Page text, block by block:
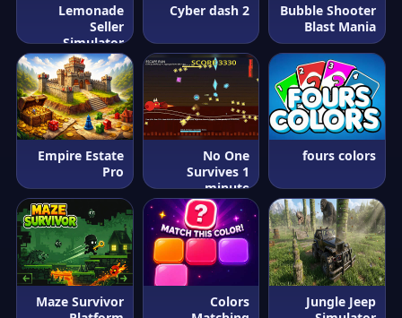
Bubble Shooter
Blast Mania
Cyber dash 2
Lemonade
Seller
Simulator
fours colors
No One
Survives 1
minute
Empire Estate
Pro
Jungle Jeep
Colors
Maze Survivor